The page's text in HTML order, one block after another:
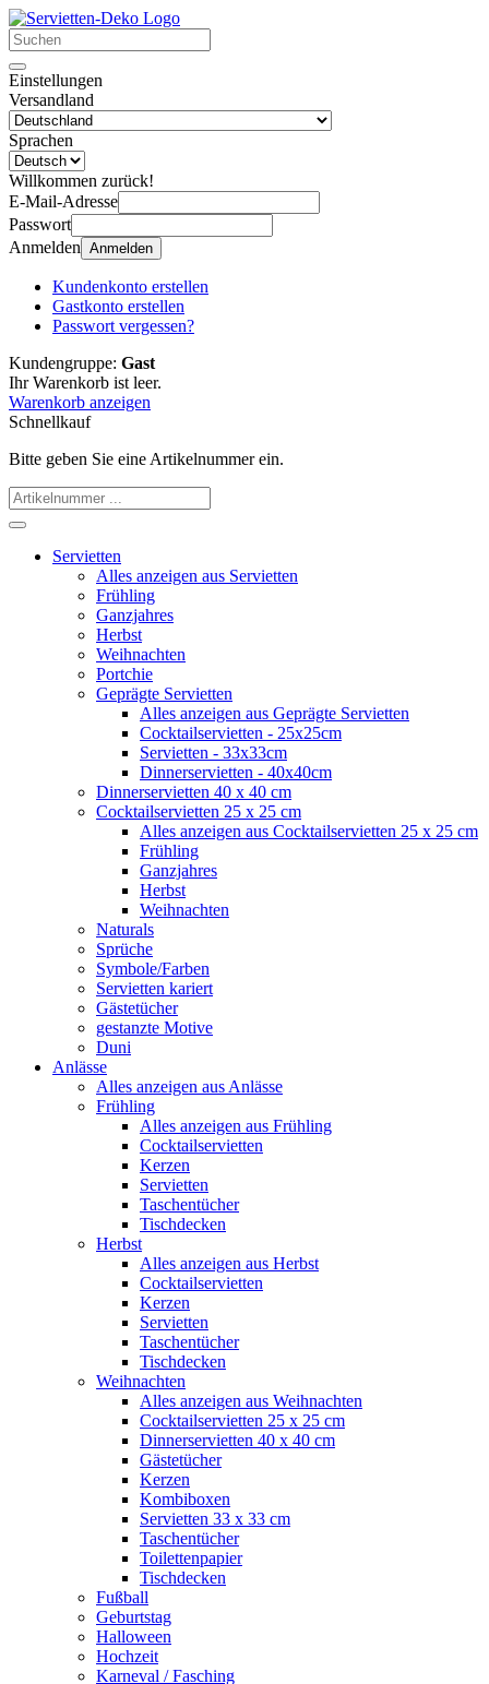
Einstellungen
Versandland
Sprachen
Willkommen zurück!
E-Mail-Adresse
Passwort
Anmelden Anmelden
Kundenkonto erstellen
Gastkonto erstellen
Passwort vergessen?
Kundengruppe: Gast
Ihr Warenkorb ist leer.
Warenkorb anzeigen
Schnellkauf
Bitte geben Sie eine Artikelnummer ein.
Servietten
Alles anzeigen aus Servietten
Frühling
Ganzjahres
Herbst
Weihnachten
Portchie
Geprägte Servietten
Alles anzeigen aus Geprägte Servietten
Cocktailservietten - 25x25cm
Servietten - 33x33cm
Dinnerservietten - 40x40cm
Dinnerservietten 40 x 40 cm
Cocktailservietten 25 x 25 cm
Alles anzeigen aus Cocktailservietten 25 x 25 cm
Frühling
Ganzjahres
Herbst
Weihnachten
Naturals
Sprüche
Symbole/Farben
Servietten kariert
Gästetücher
gestanzte Motive
Duni
Anlässe
Alles anzeigen aus Anlässe
Frühling
Alles anzeigen aus Frühling
Cocktailservietten
Kerzen
Servietten
Taschentücher
Tischdecken
Herbst
Alles anzeigen aus Herbst
Cocktailservietten
Kerzen
Servietten
Taschentücher
Tischdecken
Weihnachten
Alles anzeigen aus Weihnachten
Cocktailservietten 25 x 25 cm
Dinnerservietten 40 x 40 cm
Gästetücher
Kerzen
Kombiboxen
Servietten 33 x 33 cm
Taschentücher
Toilettenpapier
Tischdecken
Fußball
Geburtstag
Halloween
Hochzeit
Karneval / Fasching